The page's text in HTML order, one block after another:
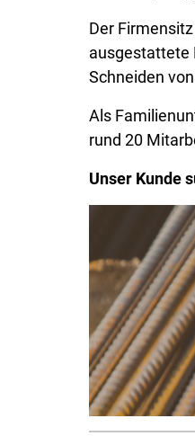
Der
ausgestattete
Schneiden
Als
rund 20
Unser Kunde